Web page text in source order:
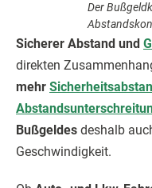
Der
Sicherer Abstand und
direkten
mehr
Bußgeldes deshalb
Geschwindigkeit.